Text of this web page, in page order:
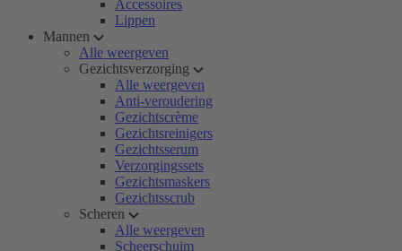
Accessoires
Lippen
Mannen
Alle weergeven
Gezichtsverzorging
Alle weergeven
Anti-veroudering
Gezichtscrème
Gezichtsreinigers
Gezichtsserum
Verzorgingssets
Gezichtsmaskers
Gezichtsscrub
Scheren
Alle weergeven
Scheerschuim